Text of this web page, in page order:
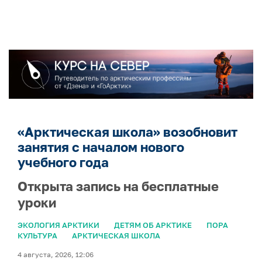
«Арктическая школа» возобновит
занятия с началом нового
учебного года
Открыта запись на бесплатные
уроки
ЭКОЛОГИЯ АРКТИКИ ДЕТЯМ ОБ АРКТИКЕ
ПОРА
КУЛЬТУРА
АРКТИЧЕСКАЯ ШКОЛА
4 августа, 2026, 12:06